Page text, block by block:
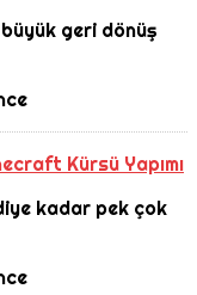
büyük geri dönüş
Kürsü Yapımı
kadar pek çok